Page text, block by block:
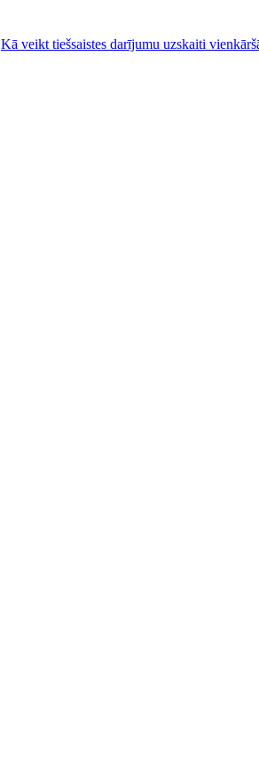
Kā veikt tiešsaistes darījumu uzskaiti